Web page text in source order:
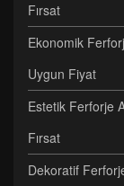
Fırsat
Ekonomik
Uygun Fiyat
Estetik Ferforje
Fırsat
Dekoratif